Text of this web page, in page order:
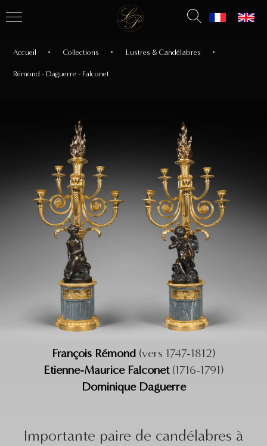
Accueil Collections Lustres & Candélabres
Rémond - Daguerre - Falconet
François Rémond (vers 1747-1812)
Etienne-Maurice Falconet (1716-1791)
Dominique Daguerre
Importante paire de candélabres à